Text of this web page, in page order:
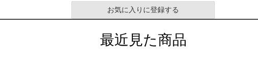
お気に入りに登録する
最近見た商品